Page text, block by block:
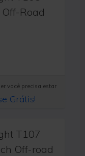
Road
você precisa estar
Grátis!
T107
Off-road